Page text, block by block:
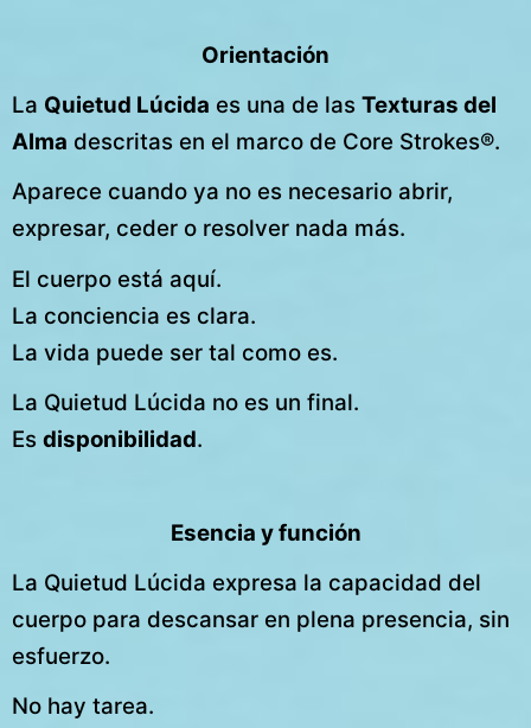
Orientación
La Quietud Lúcida es una de las Texturas del
Alma descritas en el marco de Core Strokes®.
Aparece cuando ya no es necesario abrir,
expresar, ceder o resolver nada más.
El cuerpo está aquí.
La conciencia es clara.
La vida puede ser tal como es.
La Quietud Lúcida no es un final.
Es disponibilidad.
Esencia y función
La Quietud Lúcida expresa la capacidad del
cuerpo para descansar en plena presencia, sin
esfuerzo.
No hay tarea.